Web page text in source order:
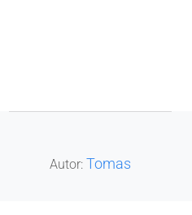
POST AUTHOR
Autor: Tomas